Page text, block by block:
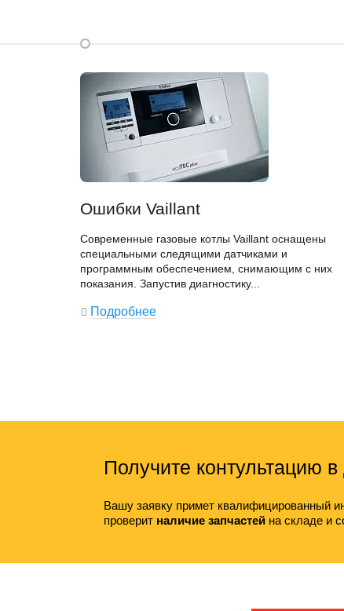
Ошибки Vaillant
Современные газовые котлы Vaillant оснащены
специальными следящими датчиками и
программным обеспечением, снимающим с них
показания. Запустив диагностику...
Подробнее
Получите контультацию
Вашу заявку примет квалифицированный
проверит наличие запчастей на складе и